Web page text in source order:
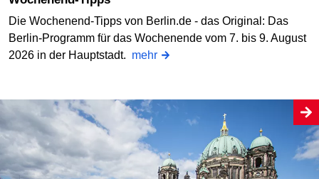
Die Wochenend-Tipps von Berlin.de - das Original: Das
Berlin-Programm für das Wochenende vom 7. bis 9. August
2026 in der Hauptstadt. mehr